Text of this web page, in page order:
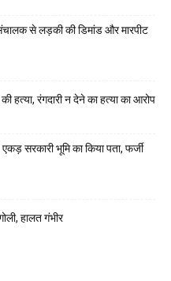
से लड़की की डिमांड और मारपीट
हत्या, रंगदारी न देने का हत्या का आरोप
सरकारी भूमि का किया पता, फर्जी
हालत गंभीर